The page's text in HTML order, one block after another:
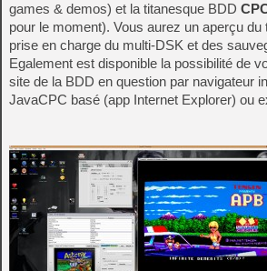
games & demos) et la titanesque BDD
pour le moment). Vous aurez un aperçu
prise en charge du multi-DSK et des
Egalement est disponible la possibilité de
site de la BDD en question par navigateur
JavaCPC basé (app Internet Explorer) ou